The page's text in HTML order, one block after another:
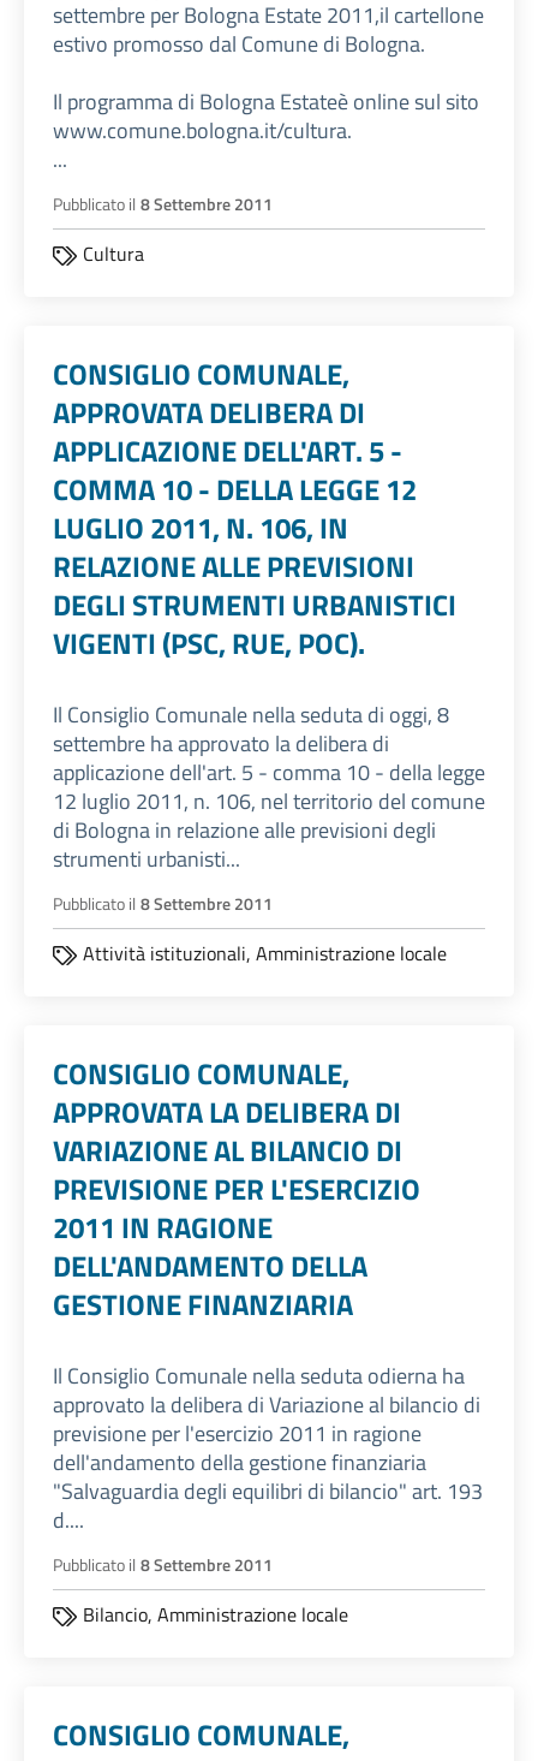
settembre per Bologna Estate 2011,il cartellone
estivo promosso dal Comune di Bologna.
Il programma di Bologna Estateè online sul sito
www.comune.bologna.it/cultura.
...
Pubblicato il 8 Settembre 2011
Cultura
CONSIGLIO COMUNALE,
APPROVATA DELIBERA DI
APPLICAZIONE DELL'ART. 5 -
COMMA 10 - DELLA LEGGE 12
LUGLIO 2011, N. 106, IN
RELAZIONE ALLE PREVISIONI
DEGLI STRUMENTI URBANISTICI
VIGENTI (PSC, RUE, POC).
Il Consiglio Comunale nella seduta di oggi, 8
settembre ha approvato la delibera di
applicazione dell'art. 5 - comma 10 - della legge
12 luglio 2011, n. 106, nel territorio del comune
di Bologna in relazione alle previsioni degli
strumenti urbanisti...
Pubblicato il 8 Settembre 2011
Attività istituzionali, Amministrazione locale
CONSIGLIO COMUNALE,
APPROVATA LA DELIBERA DI
VARIAZIONE AL BILANCIO DI
PREVISIONE PER L'ESERCIZIO
2011 IN RAGIONE
DELL'ANDAMENTO DELLA
GESTIONE FINANZIARIA
Il Consiglio Comunale nella seduta odierna ha
approvato la delibera di Variazione al bilancio di
previsione per l'esercizio 2011 in ragione
dell'andamento della gestione finanziaria
"Salvaguardia degli equilibri di bilancio" art. 193
d....
Pubblicato il 8 Settembre 2011
Bilancio, Amministrazione locale
CONSIGLIO COMUNALE,